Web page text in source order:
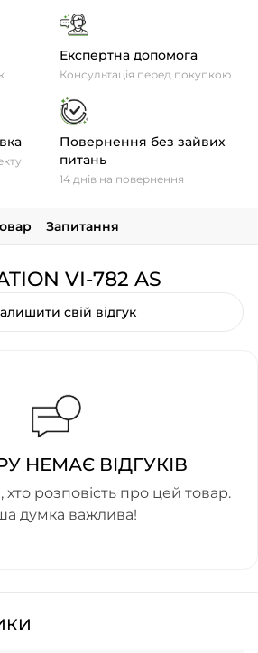
Експертна допомога
Консультація перед покупкою
Повернення без зайвих
питань
14 днів на повернення
Запитання
VI-782 AS
свій відгук
НЕМАЄ ВІДГУКІВ
розповість про цей товар.
думка важлива!